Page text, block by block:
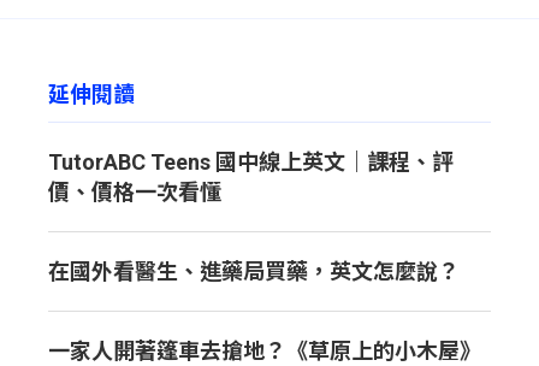
延伸閱讀
TutorABC Teens 國中線上英文｜課程、評
價、價格一次看懂
在國外看醫生、進藥局買藥，英文怎麼說？
一家人開著篷車去搶地？《草原上的小木屋》